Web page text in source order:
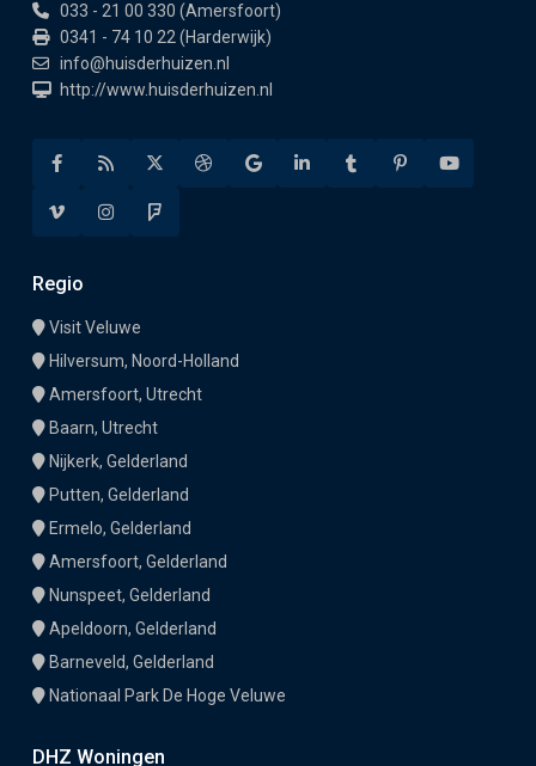
033 - 21 00 330 (Amersfoort)
0341 - 74 10 22 (Harderwijk)
info@huisderhuizen.nl
http://www.huisderhuizen.nl
Regio
Visit Veluwe
Hilversum, Noord-Holland
Amersfoort, Utrecht
Baarn, Utrecht
Nijkerk, Gelderland
Putten, Gelderland
Ermelo, Gelderland
Amersfoort, Gelderland
Nunspeet, Gelderland
Apeldoorn, Gelderland
Barneveld, Gelderland
Nationaal Park De Hoge Veluwe
DHZ Woningen